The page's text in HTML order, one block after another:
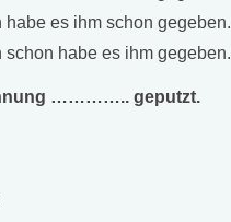
habe es ihm schon gegeben.
schon habe es ihm gegeben.
………….. geputzt.